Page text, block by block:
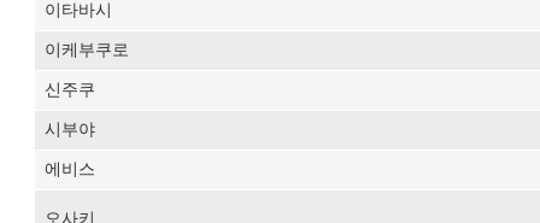
이타바시
이케부쿠로
신주쿠
시부야
에비스
오사키